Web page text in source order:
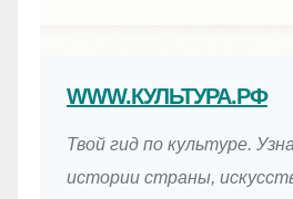
WWW.КУЛЬТУРА.РФ
Твой гид по культуре.
истории страны,